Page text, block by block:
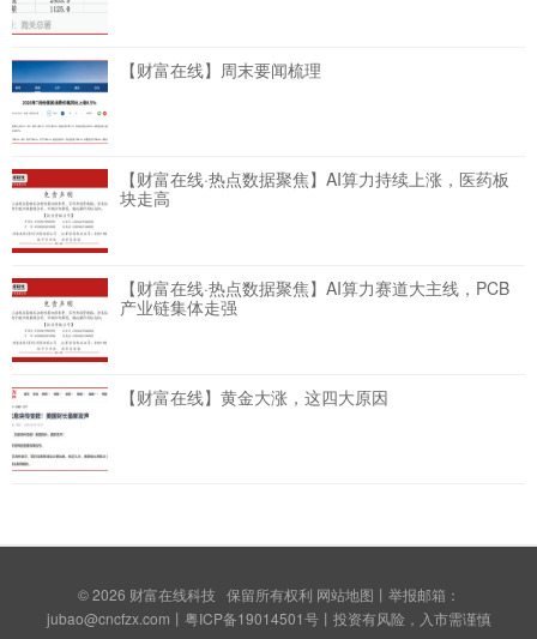
【财富在线】周末要闻梳理
【财富在线·热点数据聚焦】AI算力持续上涨，医药板
块走高
【财富在线·热点数据聚焦】AI算力赛道大主线，PCB
产业链集体走强
【财富在线】黄金大涨，这四大原因
© 2026 财富在线科技 保留所有权利 网站地图 丨举报邮箱：
jubao@cncfzx.com丨 粤ICP备19014501号丨投资有风险，入市需谨慎